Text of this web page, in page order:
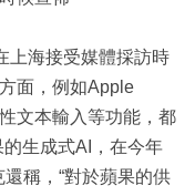
上海接受媒體採訪時
面，例如Apple
文本輸入等功能，都
生成式AI，在今年
稱，“對於蘋果的供